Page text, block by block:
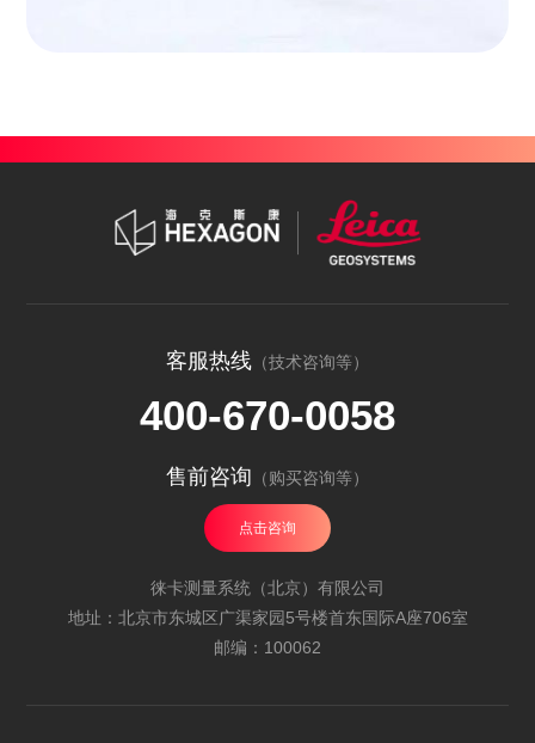
客服热线 （技术咨询等）
400-670-0058
售前咨询 （购买咨询等）
点击咨询
徕卡测量系统（北京）有限公司
地址：北京市东城区广渠家园5号楼首东国际A座706室
邮编：100062